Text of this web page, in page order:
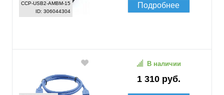
CCP-USB2-AMBM-15
ID: 306044304
Подробнее
1 310 руб.
В наличии